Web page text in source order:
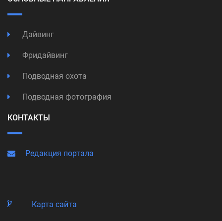
Дайвинг
Фридайвинг
Подводная охота
Подводная фотография
КОНТАКТЫ
Редакция портала
Карта сайта